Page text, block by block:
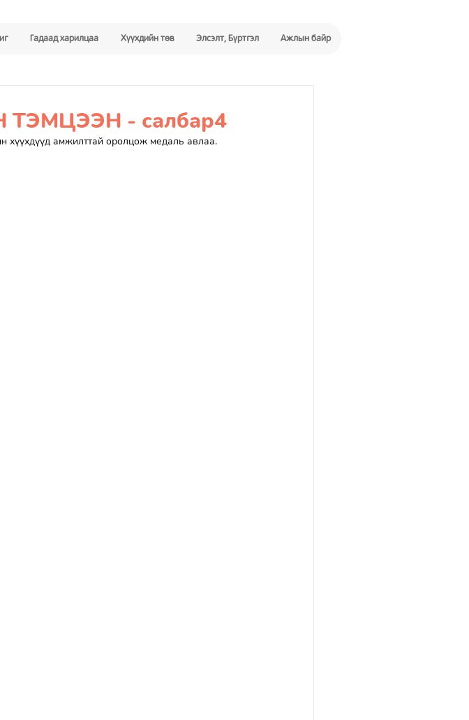
Гадаад харилцаа Хүүхдийн төв Элсэлт, Бүртгэл Ажлын байр
- салбар4
хүүхдүүд амжилттай оролцож медаль авлаа.